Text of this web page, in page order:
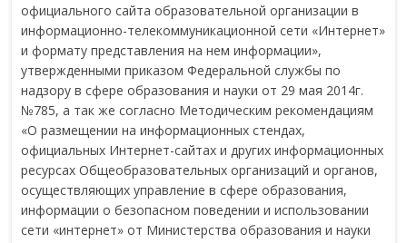
официального сайта образовательной организации в
информационно-телекоммуникационной сети «Интернет»
и формату представления на нем информации»,
утвержденными приказом Федеральной службы по
надзору в сфере образования и науки от 29 мая 2014г.
№785, а так же согласно Методическим рекомендациям
«О размещении на информационных стендах,
официальных Интернет-сайтах и других информационных
ресурсах Общеобразовательных организаций и органов,
осуществляющих управление в сфере образования,
информации о безопасном поведении и использовании
сети «интернет» от Министерства образования и науки